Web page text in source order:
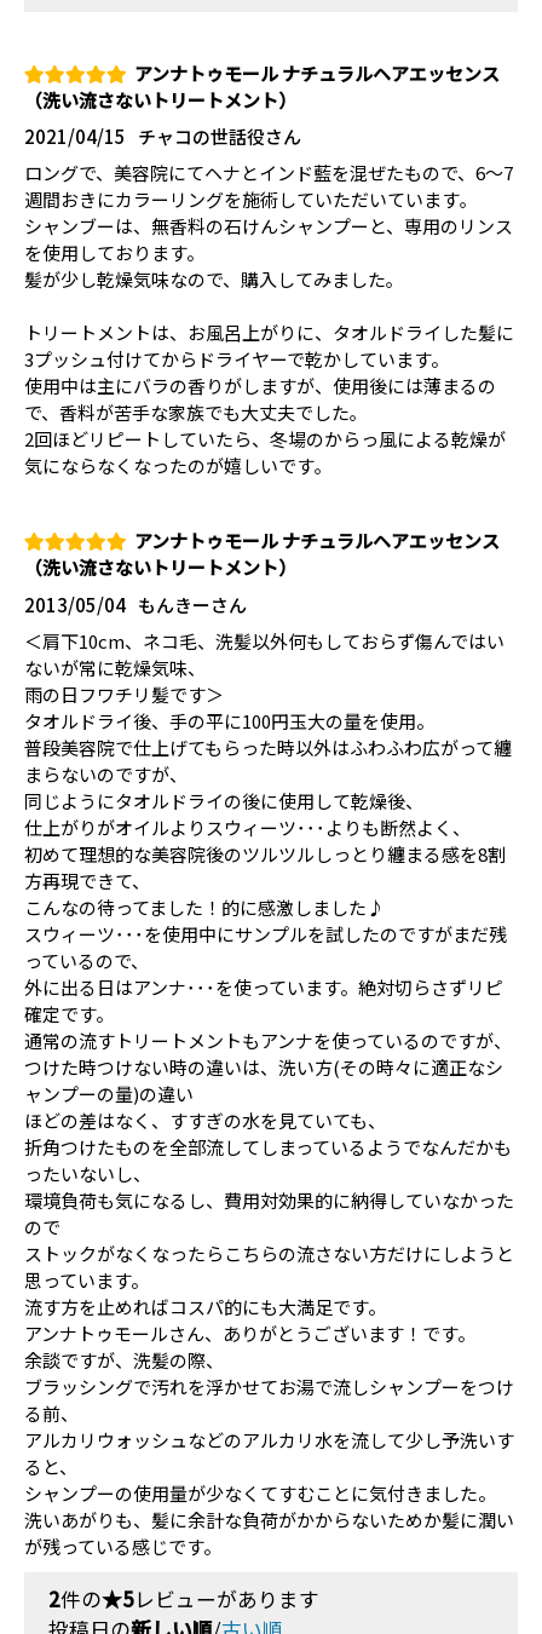
アンナトゥモール ナチュラルヘアエッセンス
（洗い流さないトリートメント）
チャコの世話役さん
2021/04/15
ロングで、美容院にてヘナとインド藍を混ぜたもので、6〜7
週間おきにカラーリングを施術していただいています｡
シャンブーは、無香料の石けんシャンプーと、専用のリンス
を使用しております。
髪が少し乾燥気味なので、購入してみました｡
トリートメントは、お風呂上がりに、タオルドライした髪に
3プッシュ付けてからドライヤーで乾かしています。
使用中は主にバラの香りがしますが、使用後には薄まるの
で、香料が苦手な家族でも大丈夫でした｡
2回ほどリピートしていたら、冬場のからっ風による乾燥が
気にならなくなったのが嬉しいです｡
アンナトゥモール ナチュラルヘアエッセンス
（洗い流さないトリートメント）
もんきーさん
2013/05/04
＜肩下10cm、ネコ毛、洗髪以外何もしておらず傷んではい
ないが常に乾燥気味、
雨の日フワチリ髪です＞
タオルドライ後、手の平に100円玉大の量を使用。
普段美容院で仕上げてもらった時以外はふわふわ広がって纏
まらないのですが、
同じようにタオルドライの後に使用して乾燥後、
仕上がりがオイルよりスウィーツ･･･よりも断然よく、
初めて理想的な美容院後のツルツルしっとり纏まる感を8割
方再現できて、
こんなの待ってました！的に感激しました♪
スウィーツ･･･を使用中にサンプルを試したのですがまだ残
っているので、
外に出る日はアンナ･･･を使っています。絶対切らさずリピ
確定です。
通常の流すトリートメントもアンナを使っているのですが、
つけた時つけない時の違いは、洗い方(その時々に適正なシ
ャンプーの量)の違い
ほどの差はなく、すすぎの水を見ていても、
折角つけたものを全部流してしまっているようでなんだかも
ったいないし、
環境負荷も気になるし、費用対効果的に納得していなかった
ので
ストックがなくなったらこちらの流さない方だけにしようと
思っています。
流す方を止めればコスパ的にも大満足です。
アンナトゥモールさん、ありがとうございます！です。
余談ですが、洗髪の際、
ブラッシングで汚れを浮かせてお湯で流しシャンプーをつけ
る前、
アルカリウォッシュなどのアルカリ水を流して少し予洗いす
ると、
シャンプーの使用量が少なくてすむことに気付きました。
洗いあがりも、髪に余計な負荷がかからないためか髪に潤い
が残っている感じです。
2件の★5レビューがあります